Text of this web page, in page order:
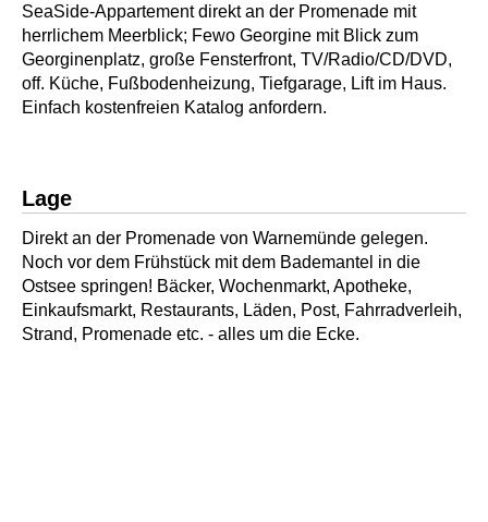
SeaSide-Appartement direkt an der Promenade mit
herrlichem Meerblick; Fewo Georgine mit Blick zum
Georginenplatz, große Fensterfront, TV/Radio/CD/DVD,
off. Küche, Fußbodenheizung, Tiefgarage, Lift im Haus.
Einfach kostenfreien Katalog anfordern.
Lage
Direkt an der Promenade von Warnemünde gelegen.
Noch vor dem Frühstück mit dem Bademantel in die
Ostsee springen! Bäcker, Wochenmarkt, Apotheke,
Einkaufsmarkt, Restaurants, Läden, Post, Fahrradverleih,
Strand, Promenade etc. - alles um die Ecke.